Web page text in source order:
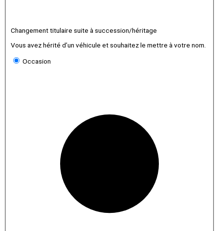
Changement titulaire suite à succession/héritage
Vous avez hérité d’un véhicule et souhaitez le mettre à votre nom.
Occasion